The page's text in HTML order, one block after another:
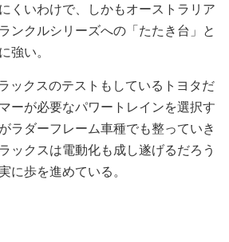
くいわけで、しかもオーストラリア
ンクルシリーズへの「たたき台」と
強い。
ックスのテストもしているトヨタだ
ーが必要なパワートレインを選択す
ラダーフレーム車種でも整っていき
ックスは電動化も成し遂げるだろう
に歩を進めている。